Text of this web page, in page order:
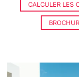
CALCULER LES